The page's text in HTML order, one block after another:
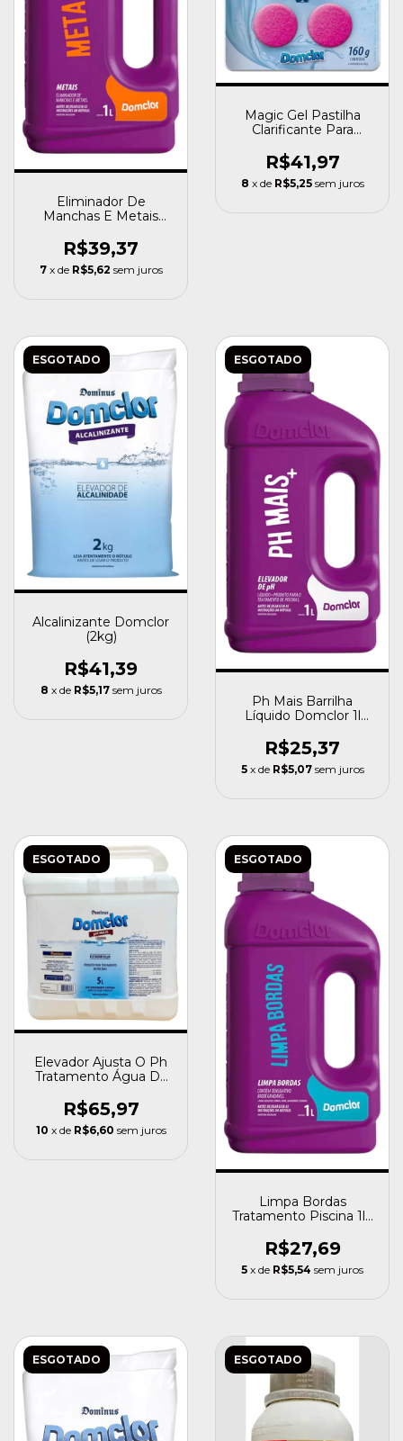
Eliminador De
Manchas E Metais
R$39,37
7 x de R$5,62 sem juros
Magic Gel Pastilha
Clarificante Para
R$41,97
8 x de R$5,25 sem juros
ESGOTADO
Alcalinizante Domclor
(2kg)
R$41,39
8 x de R$5,17 sem juros
ESGOTADO
Ph Mais Barrilha
Líquido Domclor 1l
R$25,37
5 x de R$5,07 sem juros
ESGOTADO
Elevador Ajusta O Ph
Tratamento Água Da
R$65,97
10 x de R$6,60 sem juros
ESGOTADO
Limpa Bordas
Tratamento Piscina 1l -
R$27,69
5 x de R$5,54 sem juros
ESGOTADO ESGOTADO